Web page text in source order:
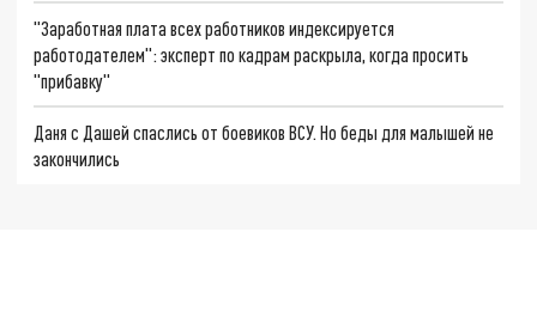
"Заработная плата всех работников индексируется
работодателем": эксперт по кадрам раскрыла, когда просить
"прибавку"
Даня с Дашей спаслись от боевиков ВСУ. Но беды для малышей не
закончились